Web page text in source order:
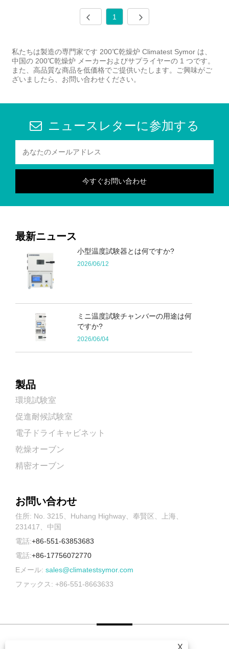
1
私たちは製造の専門家です 200℃乾燥炉 Climatest Symor は、
中国の 200℃乾燥炉 メーカーおよびサプライヤーの 1 つです。
また、高品質な商品を低価格でご提供いたします。ご興味がご
ざいましたら、お問い合わせください。
ニュースレターに参加する
最新ニュース
小型温度試験器とは何ですか?
2026/06/12
ミニ温度試験チャンバーの用途は何
ですか?
2026/06/04
製品
環境試験室
促進耐候試験室
電子ドライキャビネット
乾燥オーブン
精密オーブン
お問い合わせ
住所: No. 3215、Huhang Highway、奉賢区、上海、
231417、中国
電話:+86-551-63853683
電話:+86-17756072770
Eメール: sales@climatestsymor.com
ファックス: +86-551-8663633
X